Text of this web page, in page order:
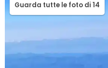
Guarda tutte le foto di 14